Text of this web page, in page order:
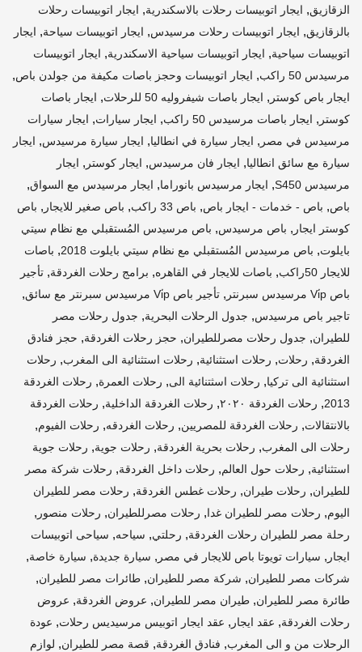
الزقازيق, ايجار اتوبيسات رحلات بالاسكندرية, ايجار اتوبيسات رحلات
بالزقازيق, ايجار اتوبيسات رحلات مرسيدس, ايجار اتوبيسات سياحة, ايجار
اتوبيسات سياحية, ايجار اتوبيسات سياحية الاسكندرية, ايجار اتوبيسات
مرسيدس 50 راكب
, ايجار اتوبيسات وحجز باصات مكيفة من جولدن باص,
ايجار باص كوستر , ايجار باصات شيفروليه 50 للرحلات , ايجار باصات
كوستر , ايجار باصات مرسيدس 50 راكب , ايجار سيارات, ايجار سيارات
مرسيدس في مصر , ايجار سيارة في انطاليا, ايجار سيارة مرسيدس, ايجار
سيارة مع سائق انطاليا, ايجار فان مرسيدس, ايجار كوستر , ايجار
مرسيدس S450
, ايجار مرسيدس بانوراما, ايجار مرسيدس مع السواق,
باص, باص - خدمات - ايجار باص, باص 33 راكب , باص صغير للايجار , باص
كوستر ايجار , باص مرسيدس, باص مرسيدس المُستقبلي مع نظام سيتي
بايلوت, باص مرسيدس المُستقبلي مع نظام سيتي بايلوت 2018 , باصات
للايجار 50راكب
, باصات للايجار في القاهره, برامج رحلات الغردقة, تأجير
باص Vi̇p مرسيدس سبرنتر
, تأجير باص Vi̇p مرسيدس سبرنتر مع سائق ,
تاجير باص مرسيدس, جدول الرحلات البحرية, جدول رحلات مصر
للطيران, جدول رحلات مصرللطيران, حجز رحلات الغردقة, حجز فنادق
الغردقة, رحلات, رحلات استثنائية, رحلات استثنائية الى المغرب, رحلات
استثنائية الى تركيا, رحلات اسثتنائية الى, رحلات العمرة, رحلات الغردقة
2013
, رحلات الغردقة ٢٠٢٠ , رحلات الغردقة الداخلية, رحلات الغردقة
بالانتقالات, رحلات الغردقة للمصريين, رحلات الغردقه, رحلات الفيوم,
رحلات الى المغرب, رحلات بحرية الغردقة, رحلات جوية, رحلات جوية
استثنائية, رحلات حول العالم, رحلات داخل الغردقة, رحلات شركة مصر
للطيران, رحلات طيران, رحلات غطس الغردقة, رحلات مصر للطيران
اليوم, رحلات مصر للطيران غدا, رحلات مصرللطيران, رحلات منصور ,
رحلة مصر للطيران رحلات الغردقة, رحلتي, سياحه, سياحى اتوبيسات
ايجار , سيارات تويوتا باص للايجار في مصر , سيارة جديدة, سيارة خاصة,
شركات مصر للطيران, شركة مصر للطيران, طائرات مصر للطيران,
طائرة مصر للطيران, طيران مصر للطيران, عروض الغردقة, عروض
رحلات الغردقة, عقد ايجار , عقد ايجار اتوبيس مرسيديس رحلات, عودة
الرحلات من و الى المغرب, فنادق الغردقة, قصة مصر للطيران, لوازم